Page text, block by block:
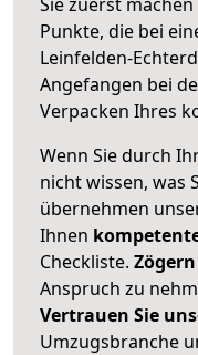
Punkte, die bei
Leinfelden-
Angefangen bei
Verpacken Ihres
Wenn Sie durch
nicht wissen, was
übernehmen
Ihnen
Checkliste.
Anspruch zu
Vertrauen Sie
Umzugsbranche